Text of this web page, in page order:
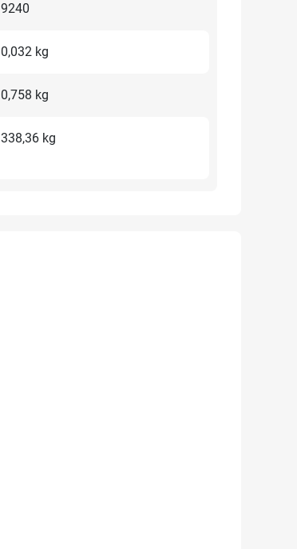
9240
0,032 kg
0,758 kg
338,36 kg